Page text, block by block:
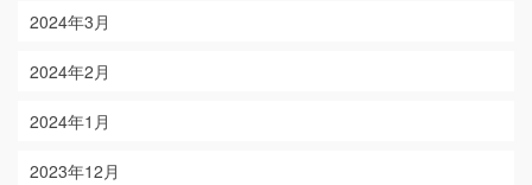
2024年3月
2024年2月
2024年1月
2023年12月